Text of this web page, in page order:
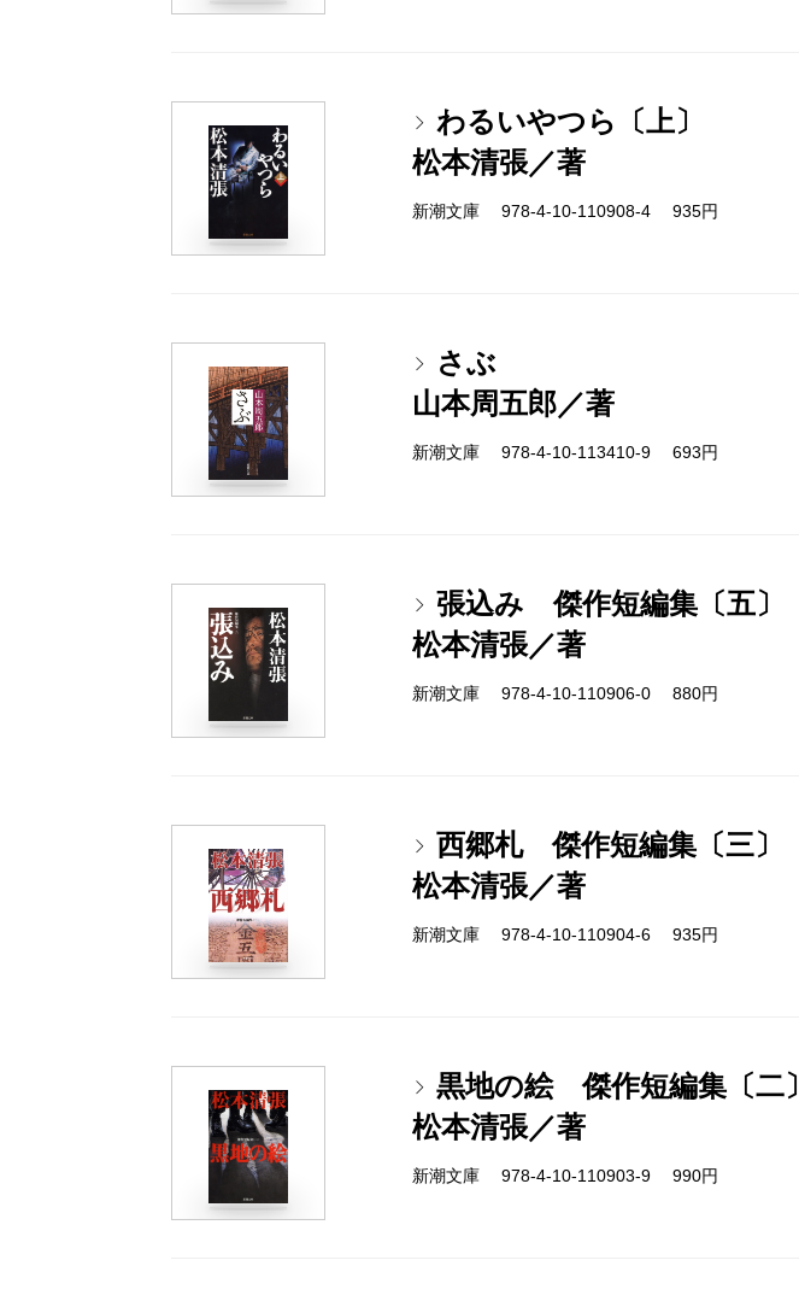
わるいやつら〔上〕
松本清張／著
新潮文庫 978-4-10-110908-4 935円
さぶ
山本周五郎／著
新潮文庫 978-4-10-113410-9 693円
張込み 傑作短編集〔五〕
松本清張／著
新潮文庫 978-4-10-110906-0 880円
西郷札 傑作短編集〔三〕
松本清張／著
新潮文庫 978-4-10-110904-6 935円
黒地の絵 傑作短編集〔二〕
松本清張／著
新潮文庫 978-4-10-110903-9 990円